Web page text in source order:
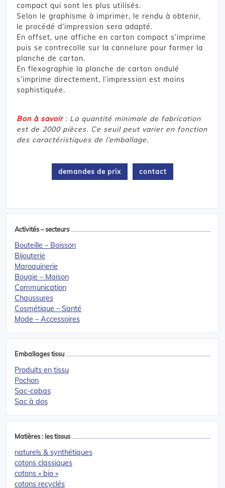
compact qui sont les plus utilisés.
Selon le graphisme à imprimer, le rendu à obtenir,
le procédé d’impression sera adapté.
En offset, une affiche en carton compact s’imprime
puis se contrecolle sur la cannelure pour former la
planche de carton.
En flexographie la planche de carton ondulé
s’imprime directement, l’impression est moins
sophistiquée.
Bon à savoir: La quantité minimale de fabrication
est de 2000 pièces. Ce seuil peut varier en fonction
des caractéristiques de l’emballage.
demandes de prix contact
Activités – secteurs
Bouteille – Boisson
Bijouterie
Maroquinerie
Bougie – Maison
Communication
Chaussures
Cosmétique – Santé
Mode – Accessoires
Emballages tissu
Produits en tissu
Pochon
Sac-cabas
Sac à dos
Matières : les tissus
naturels & synthétiques
cotons classiques
cotons « bio »
cotons recyclés